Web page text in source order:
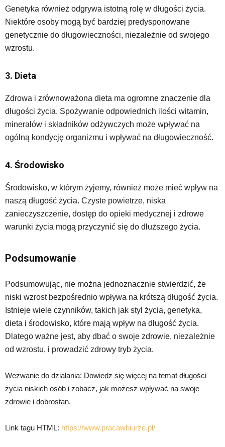
Genetyka również odgrywa istotną rolę w długości życia.
Niektóre osoby mogą być bardziej predysponowane
genetycznie do długowieczności, niezależnie od swojego
wzrostu.
3. Dieta
Zdrowa i zrównoważona dieta ma ogromne znaczenie dla
długości życia. Spożywanie odpowiednich ilości witamin,
minerałów i składników odżywczych może wpływać na
ogólną kondycję organizmu i wpływać na długowieczność.
4. Środowisko
Środowisko, w którym żyjemy, również może mieć wpływ na
naszą długość życia. Czyste powietrze, niska
zanieczyszczenie, dostęp do opieki medycznej i zdrowe
warunki życia mogą przyczynić się do dłuższego życia.
Podsumowanie
Podsumowując, nie można jednoznacznie stwierdzić, że
niski wzrost bezpośrednio wpływa na krótszą długość życia.
Istnieje wiele czynników, takich jak styl życia, genetyka,
dieta i środowisko, które mają wpływ na długość życia.
Dlatego ważne jest, aby dbać o swoje zdrowie, niezależnie
od wzrostu, i prowadzić zdrowy tryb życia.
Wezwanie do działania: Dowiedz się więcej na temat długości
życia niskich osób i zobacz, jak możesz wpływać na swoje
zdrowie i dobrostan.
Link tagu HTML: https://www.pracawbiurze.pl/